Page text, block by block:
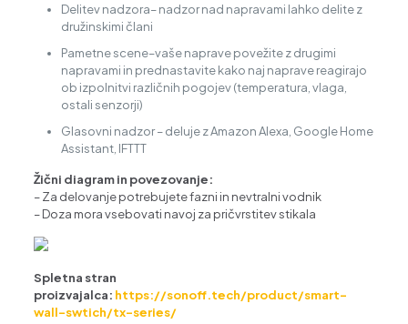
Delitev nadzora– nadzor nad napravami lahko delite z
družinskimi člani
Pametne scene–vaše naprave povežite z drugimi
napravami in prednastavite kako naj naprave reagirajo
ob izpolnitvi različnih pogojev (temperatura, vlaga,
ostali senzorji)
Glasovni nadzor – deluje z Amazon Alexa, Google Home
Assistant, IFTTT
Žični diagram in povezovanje:
– Za delovanje potrebujete fazni in nevtralni vodnik
– Doza mora vsebovati navoj za pričvrstitev stikala
Spletna stran
proizvajalca: https://sonoff.tech/product/smart-
wall-swtich/tx-series/